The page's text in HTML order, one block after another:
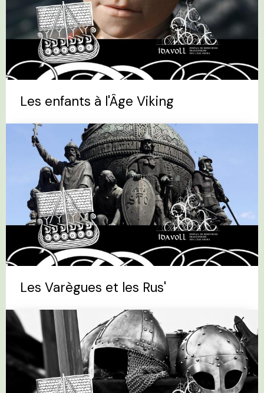
Les enfants à l'Âge Viking
Les Varègues et les Rus'